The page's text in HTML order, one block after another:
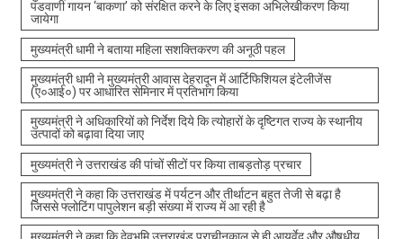
पंडवाणी गायन ‘बाकणा’ को संरक्षित करने के लिए इसका अभिलेखीकरण किया
जायेगा
मुख्यमंत्री धामी ने बताया महिला सशक्तिकरण की अनूठी पहल
मुख्यमंत्री धामी ने मुख्यमंत्री आवास देहरादून में आर्टिफिशियल इंटेलीजेंस
(ए०आई०) पर आधारित सेमिनार में प्रतिभाग किया
मुख्यमंत्री ने अधिकारियों को निर्देश दिये कि त्योहारों के दृष्टिगत राज्य के स्थानीय
उत्पादों को बढ़ावा दिया जाए
मुख्यमंत्री ने उत्तराखंड की पांचों सीटों पर किया ताबड़तोड़ प्रचार
मुख्यमंत्री ने कहा कि उत्तराखंड में पर्यटन और तीर्थाटन बहुत तेजी से बढ़ा है
जिससे फ्लोटिंग पापुलेशन बड़ी संख्या में राज्य में आ रही है
मुख्यमंत्री ने कहा कि देवभूमि उत्तराखंड प्राचीनकाल से ही आयुर्वेद और औषधीय